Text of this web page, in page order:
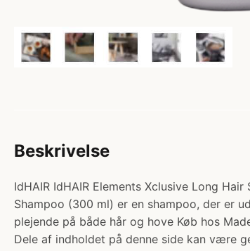
Beskrivelse
IdHAIR IdHAIR Elements Xclusive Long
Shampoo (300 ml) er en shampoo, der er
plejende på både hår og hove Køb hos
Dele af indholdet på denne side kan være